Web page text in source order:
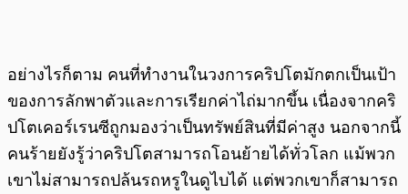
อย่างไรก็ตาม คนที่ทำงานในวงการคริปโตมักตกเป็นเป้า
ของการลักพาตัวและการเรียกค่าไถ่มากขึ้น เนื่องจากคริ
ปโตเคอร์เรนซีถูกมองว่าเป็นทรัพย์สินที่มีค่าสูง นอกจากนี้
คนร้ายยังรู้ว่าคริปโตสามารถโอนย้ายได้ทั่วโลก แม้พวก
เขาไม่สามารถปล้นรถหรูในดูไบได้ แต่พวกเขาก็สามารถ